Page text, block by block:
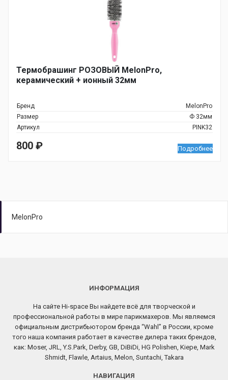
Термобрашинг РОЗОВЫЙ MelonPro,
керамический + ионный 32мм
Бренд
MelonPro
Размер
Ф 32мм
Артикул
PINK32
800 ₽ Подробнее
MelonPro
ИНФОРМАЦИЯ
На сайте Hi-space Вы найдете всё для творческой и
профессиональной работы в мире парикмахеров. Мы являемся
официальным дистрибьютором бренда “Wahl” в России, кроме
того наша компания работает в качестве дилера таких брендов,
как: Moser, JRL, Y.S.Park, Derby, GB, DiBiDi, HG Polishen, Kiepe, Mark
Shmidt, Flawle, Artaius, Melon, Suntachi, Takara
НАВИГАЦИЯ